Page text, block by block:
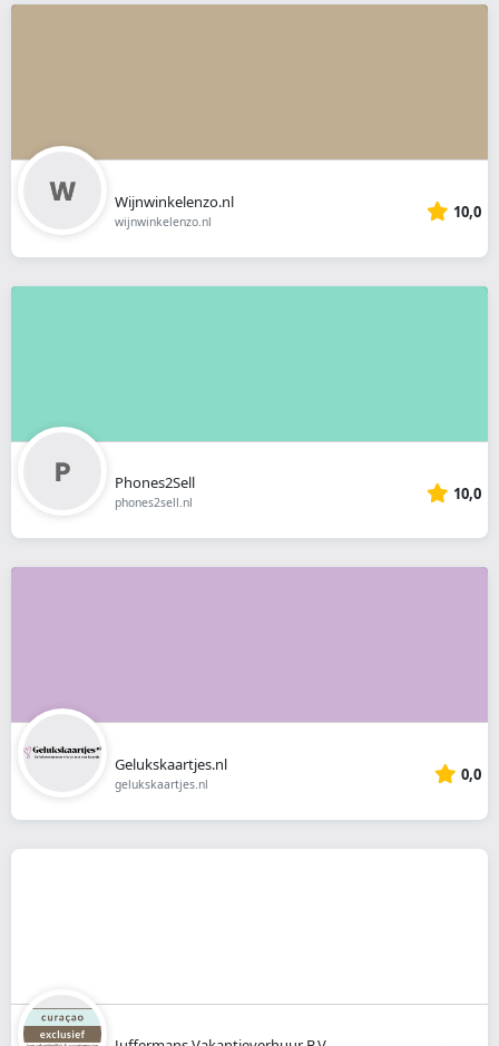
Wijnwinkelenzo.nl
wijnwinkelenzo.nl 10,0
Phones2Sell
phones2sell.nl 10,0
Gelukskaartjes.nl
gelukskaartjes.nl 0,0